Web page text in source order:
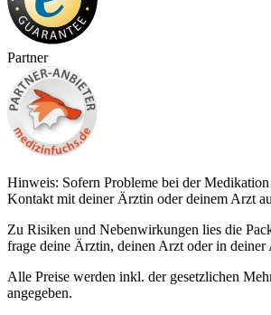
Partner
Hinweis: Sofern Probleme bei der
Kontakt mit deiner Ärztin oder deinem Arzt
Zu Risiken und Nebenwirkungen lies die
frage deine Ärztin, deinen Arzt oder in deiner
Alle Preise werden inkl. der gesetzlichen
angegeben.